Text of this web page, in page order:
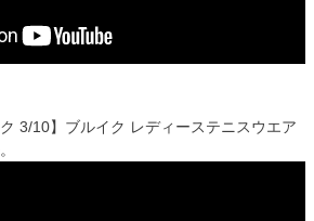
3/10】ブルイク レディーステニスウエア